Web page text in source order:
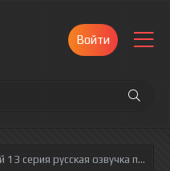
Войти
13 серия русская озвучка полностью смотреть онлайн!